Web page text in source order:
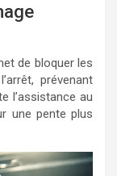
de bloquer les
prévenant
l’assistance au
une pente plus